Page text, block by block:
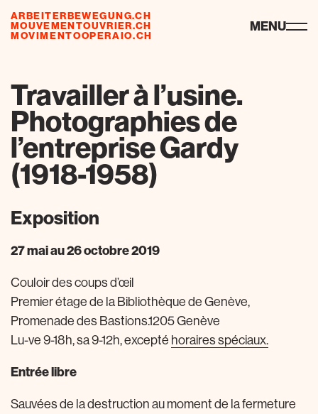
ARBEITERBEWEGUNG.CH
MOUVEMENTOUVRIER.CH
MOVIMENTOOPERAIO.CH
ressourcen MENU
Travailler à l’usine.
Photographies de
l’entreprise Gardy
(1918-1958)
Exposition
27 mai au 26 octobre 2019
Couloir des coups d’œil
Premier étage de la Bibliothèque de Genève,
Promenade des Bastions.1205 Genève
Lu-ve 9-18h, sa 9-12h, excepté horaires spéciaux.
Entrée libre
Sauvées de la destruction au moment de la fermeture